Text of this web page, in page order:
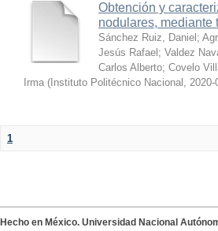
Obtención y
nodulares, mediante
Sánchez Ruiz, Daniel ;
Jesús Rafael ; Valdez
Carlos Alberto; Covelo
Irma ( Instituto Politécnico Nacional , 2020-
1
Hecho en México. Universidad Nacional